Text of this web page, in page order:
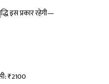
इस प्रकार रहेगी—
₹2100